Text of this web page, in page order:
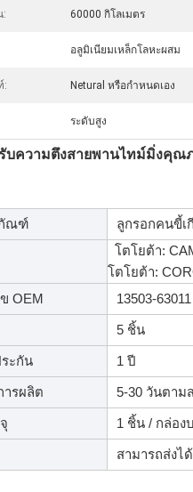
: 60000 กิโลเมตร
อลูมิเนียมเหล็กโลหะผสม
: Netural หรือกำหนดเอง
ระดับสูง
บความตึงสายพานไทม์มิ่งคุณภ
ณฑ์ ลูกรอกคนขี้เ
โตโยต้า:
โตโยต้า:
OEM
13503-63011
5 ชิ้น
ะกัน 1 ปี
ารผลิต 5-30 วันตาม
1 ชิ้น / กล่อ
สามารถส่งไ